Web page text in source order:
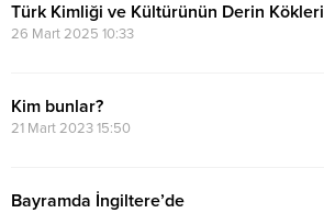
Türk Kimliği ve Kültürünün Derin Kökleri
26 Mart 2025 10:33
Kim bunlar?
21 Mart 2023 15:50
Bayramda İngiltere’de